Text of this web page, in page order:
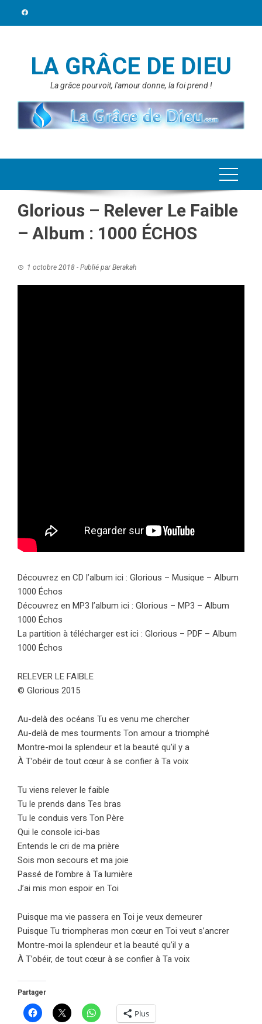
LA GRÂCE DE DIEU
La grâce pourvoit, l'amour donne, la foi prend !
Glorious – Relever Le Faible
– Album : 1000 ÉCHOS
1 octobre 2018 - Publié parBerakah
Découvrez en CD l’album ici : Glorious – Musique – Album
1000 Échos
Découvrez en MP3 l’album ici : Glorious – MP3 – Album
1000 Échos
La partition à télécharger est ici : Glorious – PDF – Album
1000 Échos
RELEVER LE FAIBLE
© Glorious 2015
Au-delà des océans Tu es venu me chercher
Au-delà de mes tourments Ton amour a triomphé
Montre-moi la splendeur et la beauté qu’il y a
À T’obéir de tout cœur à se confier à Ta voix
Tu viens relever le faible
Tu le prends dans Tes bras
Tu le conduis vers Ton Père
Qui le console ici-bas
Entends le cri de ma prière
Sois mon secours et ma joie
Passé de l’ombre à Ta lumière
J’ai mis mon espoir en Toi
Puisque ma vie passera en Toi je veux demeurer
Puisque Tu triompheras mon cœur en Toi veut s’ancrer
Montre-moi la splendeur et la beauté qu’il y a
À T’obéir, de tout cœur à se confier à Ta voix
Partager
Plus